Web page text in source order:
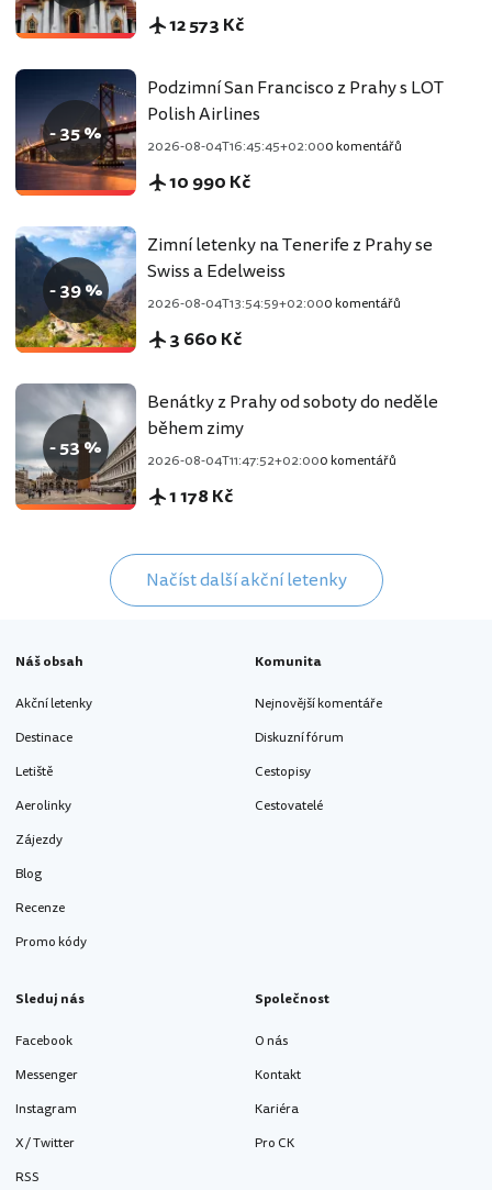
12 573 Kč
- 35 %
Podzimní San Francisco z Prahy s LOT
Polish Airlines
2026-08-04T16:45:45+02:000 komentářů
10 990 Kč
- 39 %
Zimní letenky na Tenerife z Prahy se
Swiss a Edelweiss
2026-08-04T13:54:59+02:000 komentářů
3 660 Kč
- 53 %
Benátky z Prahy od soboty do neděle
během zimy
2026-08-04T11:47:52+02:000 komentářů
1 178 Kč
Načíst další akční letenky
Náš obsah
Akční letenky
Destinace
Letiště
Aerolinky
Zájezdy
Blog
Recenze
Promo kódy
Komunita
Nejnovější komentáře
Diskuzní fórum
Cestopisy
Cestovatelé
Sleduj nás
Facebook
Messenger
Instagram
X / Twitter
RSS
Společnost
O nás
Kontakt
Kariéra
Pro CK